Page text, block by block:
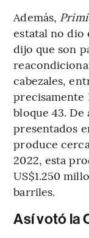
Además,
estatal no dio
dijo que son
cabezales,
precisamente
bloque 43.
presentados
produce
2022, esta
US$1.250
barriles.
Así votó la